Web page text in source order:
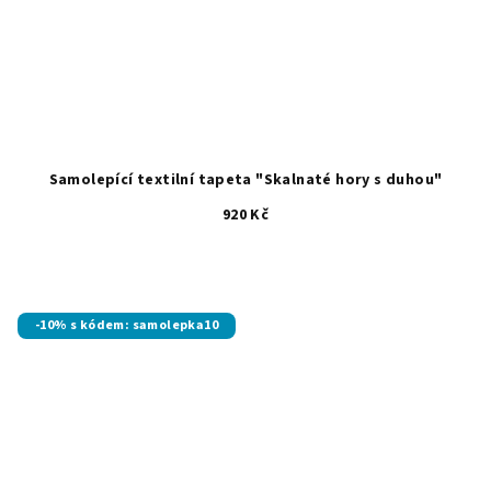
Samolepící textilní tapeta "Skalnaté hory s duhou"
920 Kč
-10% s kódem: samolepka10